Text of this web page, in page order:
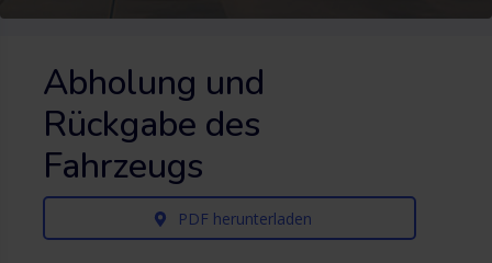
Abholung und
Rückgabe des
Fahrzeugs
PDF herunterladen